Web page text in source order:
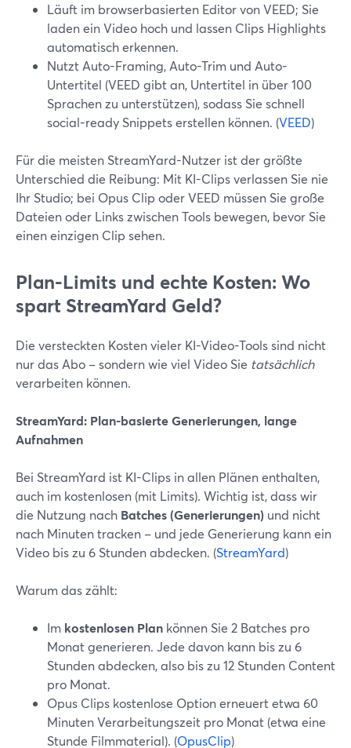
Läuft im browserbasierten Editor von VEED; Sie
laden ein Video hoch und lassen Clips Highlights
automatisch erkennen.
Nutzt Auto-Framing, Auto-Trim und Auto-
Untertitel (VEED gibt an, Untertitel in über 100
Sprachen zu unterstützen), sodass Sie schnell
social-ready Snippets erstellen können. (VEED)
Für die meisten StreamYard-Nutzer ist der größte
Unterschied die Reibung: Mit KI-Clips verlassen Sie nie
Ihr Studio; bei Opus Clip oder VEED müssen Sie große
Dateien oder Links zwischen Tools bewegen, bevor Sie
einen einzigen Clip sehen.
Plan-Limits und echte Kosten: Wo
spart StreamYard Geld?
Die versteckten Kosten vieler KI-Video-Tools sind nicht
nur das Abo – sondern wie viel Video Sie tatsächlich
verarbeiten können.
StreamYard: Plan-basierte Generierungen, lange
Aufnahmen
Bei StreamYard ist KI-Clips in allen Plänen enthalten,
auch im kostenlosen (mit Limits). Wichtig ist, dass wir
die Nutzung nach Batches (Generierungen) und nicht
nach Minuten tracken – und jede Generierung kann ein
Video bis zu 6 Stunden abdecken. (StreamYard)
Warum das zählt:
Im kostenlosen Plan können Sie 2 Batches pro
Monat generieren. Jede davon kann bis zu 6
Stunden abdecken, also bis zu 12 Stunden Content
pro Monat.
Opus Clips kostenlose Option erneuert etwa 60
Minuten Verarbeitungszeit pro Monat (etwa eine
Stunde Filmmaterial). (OpusClip)